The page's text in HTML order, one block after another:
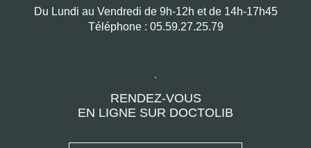
Du Lundi au Vendredi de 9h-12h et de 14h-17h45
Téléphone : 05.59.27.25.79
RENDEZ-VOUS
EN LIGNE SUR DOCTOLIB